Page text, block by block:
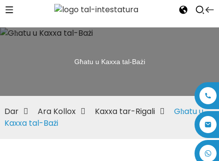
Għatu u Kaxxa tal-Bażi
Dar Ara Kollox Kaxxa tar-Rigali
Għatu u
Kaxxa tal-Bażi